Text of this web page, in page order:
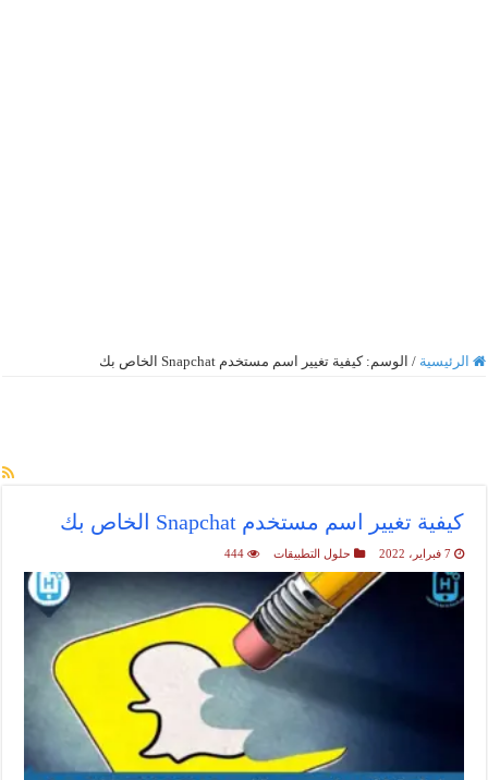
الرئيسية / الوسم: كيفية تغيير اسم مستخدم Snapchat الخاص بك
كيفية تغيير اسم مستخدم Snapchat الخاص بك
7 فبراير، 2022 حلول التطبيقات 444